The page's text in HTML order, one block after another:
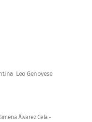
Leo Genovese
Álvarez Cela -